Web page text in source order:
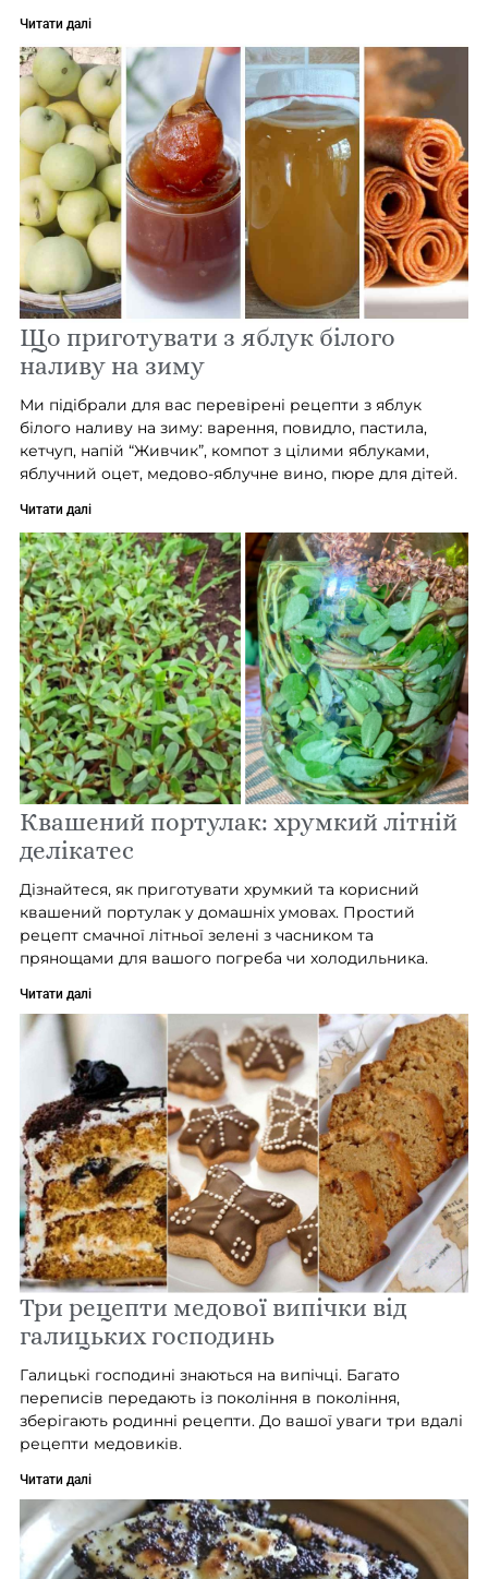
Читати далі
Що приготувати з яблук білого
наливу на зиму
Ми підібрали для вас перевірені рецепти з яблук
білого наливу на зиму: варення, повидло, пастила,
кетчуп, напій “Живчик”, компот з цілими яблуками,
яблучний оцет, медово-яблучне вино, пюре для дітей.
Читати далі
Квашений портулак: хрумкий літній
делікатес
Дізнайтеся, як приготувати хрумкий та корисний
квашений портулак у домашніх умовах. Простий
рецепт смачної літньої зелені з часником та
прянощами для вашого погреба чи холодильника.
Читати далі
Три рецепти медової випічки від
галицьких господинь
Галицькі господині знаються на випічці. Багато
переписів передають із покоління в покоління,
зберігають родинні рецепти. До вашої уваги три вдалі
рецепти медовиків.
Читати далі